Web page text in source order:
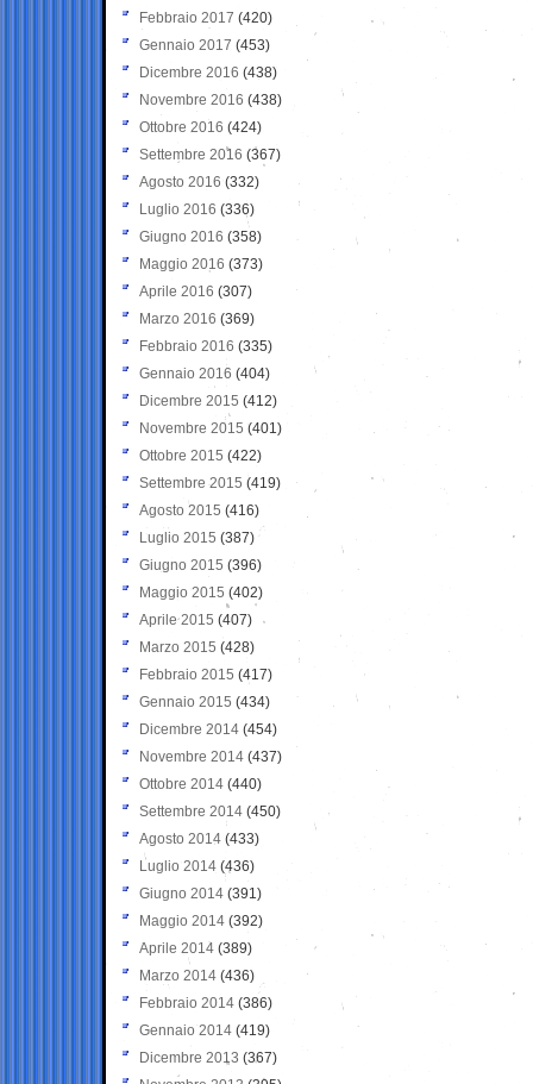
Febbraio 2017 (420)
Gennaio 2017 (453)
Dicembre 2016 (438)
Novembre 2016 (438)
Ottobre 2016 (424)
Settembre 2016 (367)
Agosto 2016 (332)
Luglio 2016 (336)
Giugno 2016 (358)
Maggio 2016 (373)
Aprile 2016 (307)
Marzo 2016 (369)
Febbraio 2016 (335)
Gennaio 2016 (404)
Dicembre 2015 (412)
Novembre 2015 (401)
Ottobre 2015 (422)
Settembre 2015 (419)
Agosto 2015 (416)
Luglio 2015 (387)
Giugno 2015 (396)
Maggio 2015 (402)
Aprile 2015 (407)
Marzo 2015 (428)
Febbraio 2015 (417)
Gennaio 2015 (434)
Dicembre 2014 (454)
Novembre 2014 (437)
Ottobre 2014 (440)
Settembre 2014 (450)
Agosto 2014 (433)
Luglio 2014 (436)
Giugno 2014 (391)
Maggio 2014 (392)
Aprile 2014 (389)
Marzo 2014 (436)
Febbraio 2014 (386)
Gennaio 2014 (419)
Dicembre 2013 (367)